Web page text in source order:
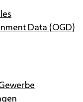
Data (OGD)